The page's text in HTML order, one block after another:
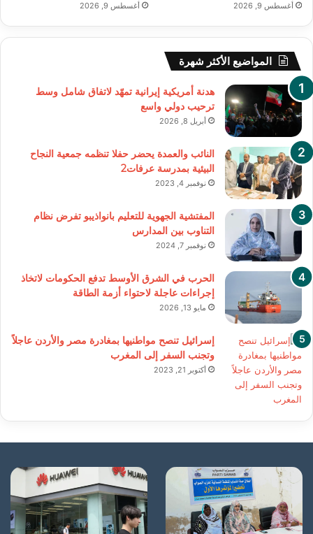
أغسطس 9, 2026 أغسطس 9, 2026
المواضيع الأكثر شهرة
هدنة أمريكية إيرانية تمهّد لاتفاق شامل وسط
ترحيب دولي واسع
أبريل 8, 2026
النائب والعمدة يحضر حفلا تنظمه جمعية النجاح
البيئية بمدرسة عرفات2
نوفمبر 4, 2023
المفتشية الجهوية للتعليم بانواذيبو تفرض نظام
التناوب بين المدارس
نوفمبر 7, 2024
الحرب في الشرق الأوسط تدفع الحكومات لاتخاذ
إجراءات عاجلة لاحتواء أزمة الطاقة
مايو 13, 2026
إسرائيل تنصح مواطنيها بمغادرة مصر والأردن عاجلاً
وتجنب السفر إلى المغرب
أكتوبر 21, 2023